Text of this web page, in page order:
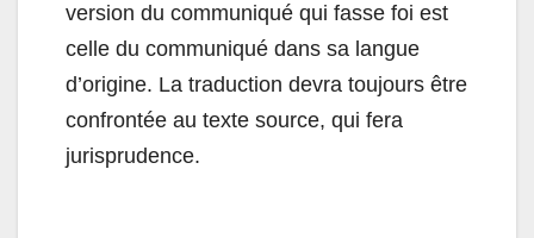
version du communiqué qui fasse foi est
celle du communiqué dans sa langue
d’origine. La traduction devra toujours être
confrontée au texte source, qui fera
jurisprudence.